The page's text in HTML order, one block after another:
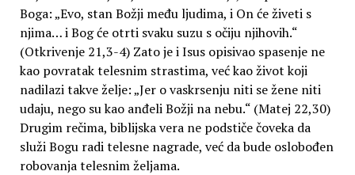
Boga: „Evo, stan Božji među ljudima, i On će živeti s
njima… i Bog će otrti svaku suzu s očiju njihovih.“
(Otkrivenje 21,3-4) Zato je i Isus opisivao spasenje ne
kao povratak telesnim strastima, već kao život koji
nadilazi takve želje: „Jer o vaskrsenju niti se žene niti
udaju, nego su kao anđeli Božji na nebu.“ (Matej 22,30)
Drugim rečima, biblijska vera ne podstiče čoveka da
služi Bogu radi telesne nagrade, već da bude oslobođen
robovanja telesnim željama.